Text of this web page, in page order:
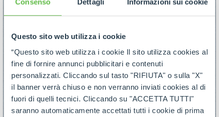
Consenso Dettagli Informazioni sui cookie
Questo sito web utilizza i cookie
“Questo sito web utilizza i cookie Il sito utilizza cookies al
fine di fornire annunci pubblicitari e contenuti
personalizzati. Cliccando sul tasto "RIFIUTA" o sulla "X"
il banner verrà chiuso e non verranno inviati cookies al di
fuori di quelli tecnici. Cliccando su "ACCETTA TUTTI"
saranno automaticamente accettati tutti i cookie di prima